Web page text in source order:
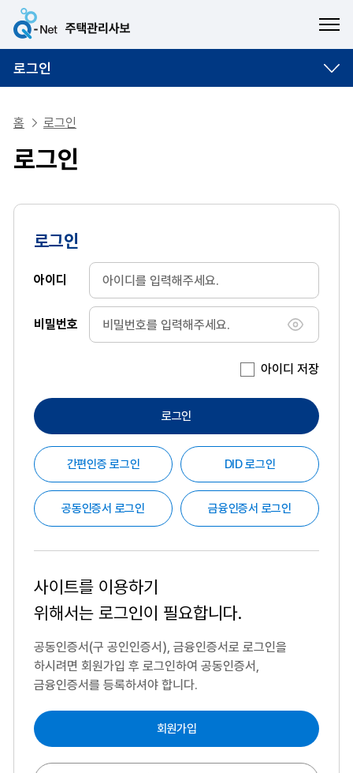
로그인
홈 로그인
로그인
로그인
아이디
비밀번호
비밀번호
아이디 저장
로그인
간편인증 로그인 DID 로그인
공동인증서 로그인 금융인증서 로그인
사이트를 이용하기
위해서는 로그인이 필요합니다.
공동인증서(구 공인인증서), 금융인증서로 로그인을
하시려면 회원가입 후 로그인하여 공동인증서,
금융인증서를 등록하셔야 합니다.
회원가입